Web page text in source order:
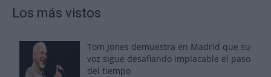
Los más vistos
Tom Jones demuestra en Madrid que su
voz sigue desafiando implacable el paso
del tiempo